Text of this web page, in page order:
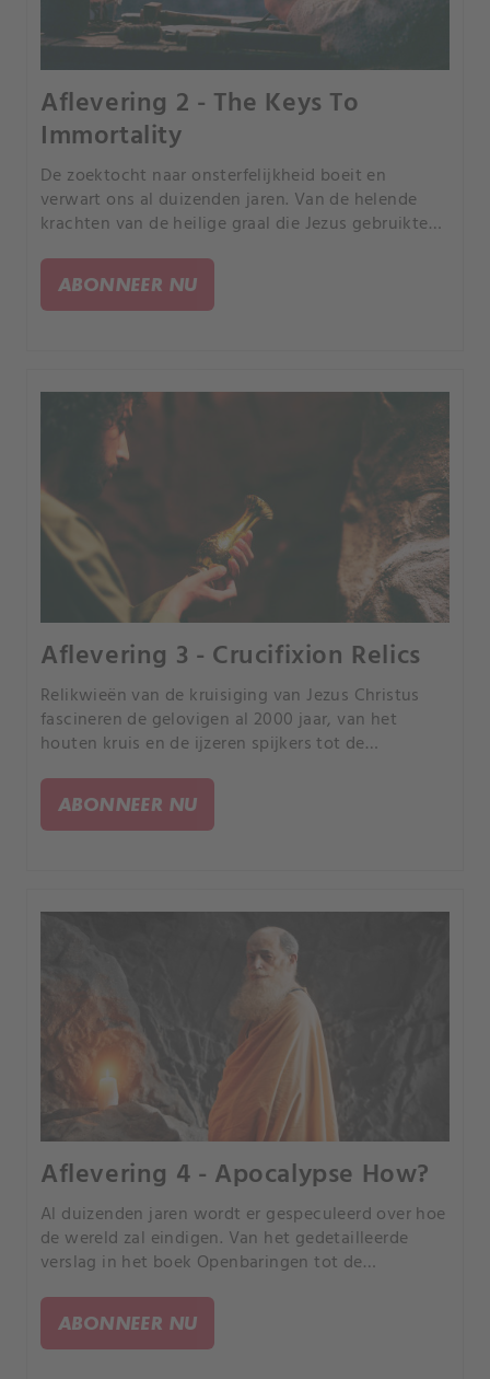
Aflevering 2 - The Keys To
Immortality
De zoektocht naar onsterfelijkheid boeit en
verwart ons al duizenden jaren. Van de helende
krachten van de heilige graal die Jezus gebruikte
van de Eeuwige Jeugd en de legendarische Steen
der Wijzen.
ABONNEER NU
Aflevering 3 - Crucifixion Relics
Relikwieën van de kruisiging van Jezus Christus
fascineren de gelovigen al 2000 jaar, van het
houten kruis en de ijzeren spijkers tot de
deze heilige artefacten nog steeds? En zo ja, waar
zijn ze dan?.
ABONNEER NU
Aflevering 4 - Apocalypse How?
Al duizenden jaren wordt er gespeculeerd over hoe
de wereld zal eindigen. Van het gedetailleerde
verslag in het boek Openbaringen tot de
geloof in verwoesting veroorzaakt door een
vreemde blauwe ster.
ABONNEER NU